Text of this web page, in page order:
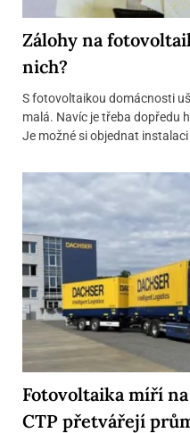
Zálohy na
nich?
S fotovoltaikou domácnosti
malá. Navíc je třeba dopředu
Je možné si objednat
Fotovoltaika míří
CTP přetvářejí